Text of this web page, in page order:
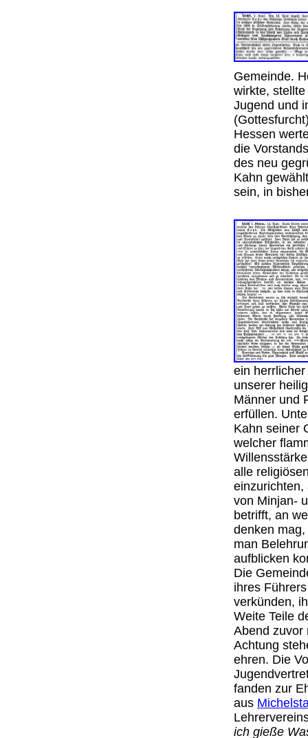
Gemeinde.
wirkte,
Jugend und
Hessen
die
des neu
Kahn
sein, in
ein
unserer
Männer und
erfüllen.
Kahn seiner
welcher
alle
einzurichten,
von Minjan-
betrifft, an
denken
man
aufblicken
Die
ihres
verkünden,
Weite Teile
Abend zuvor
Achtung
ehren. Die
fanden zur
aus
ich gieße